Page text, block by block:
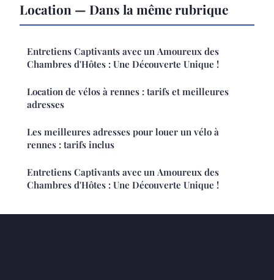
Location — Dans la même rubrique
Entretiens Captivants avec un Amoureux des
Chambres d'Hôtes : Une Découverte Unique !
Location de vélos à rennes : tarifs et meilleures
adresses
Les meilleures adresses pour louer un vélo à
rennes : tarifs inclus
Entretiens Captivants avec un Amoureux des
Chambres d'Hôtes : Une Découverte Unique !